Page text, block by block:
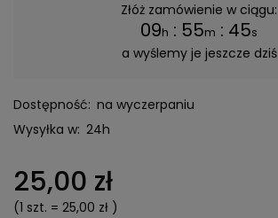
Złóż zamówienie w ciągu:
09h : 55m : 45s
a wyślemy je jeszcze dziś
Dostępność: na wyczerpaniu
Wysyłka w: 24h
25,00 zł
(1 szt. = 25,00 zł )